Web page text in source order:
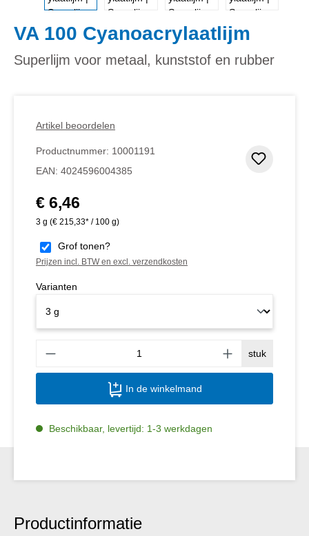
VA 100 Cyanoacrylaatlijm
Superlijm voor metaal, kunststof en rubber
Artikel beoordelen
Productnummer: 10001191
EAN: 4024596004385
Normale prijs:
€ 6,46
3 g (€ 215,33* / 100 g)
Grof tonen?
Prijzen incl. BTW en excl. verzendkosten
Varianten
stuk
In de winkelmand
Beschikbaar, levertijd: 1-3 werkdagen
Productinformatie